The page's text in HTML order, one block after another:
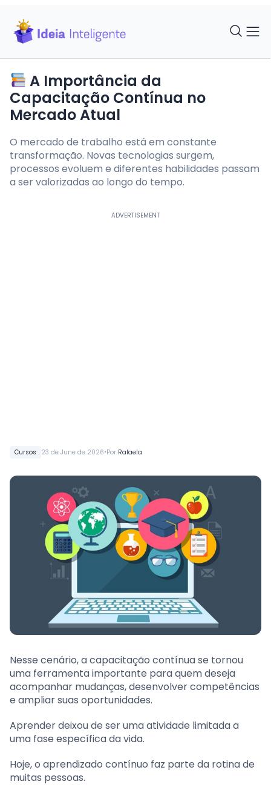
Cursos 23 de June de 2026•Por Rafaela
A Importância da
Capacitação Contínua no
Mercado Atual
O mercado de trabalho está em constante
transformação. Novas tecnologias surgem,
processos evoluem e diferentes habilidades passam
a ser valorizadas ao longo do tempo.
ADVERTISEMENT
Nesse cenário, a capacitação contínua se tornou
uma ferramenta importante para quem deseja
acompanhar mudanças, desenvolver competências
e ampliar suas oportunidades.
Aprender deixou de ser uma atividade limitada a
uma fase específica da vida.
Hoje, o aprendizado contínuo faz parte da rotina de
muitas pessoas.